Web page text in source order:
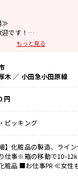
≫
です！
にプライベート満喫！
≫
るのは不安だけど、
います！
ップUP目指していきま
は問いません！
もっと見る
木 ／ 小田急小田原線
円
ピッキング
】化粧品の製造、ライ
仕事※箱の移動で10-
できる職場≫ も
募も歓迎です！ ≪プラ